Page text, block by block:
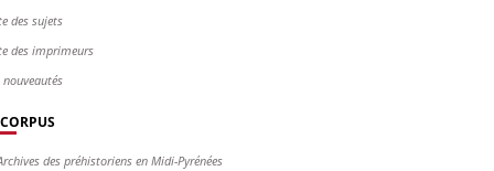
des sujets
des imprimeurs
nouveautés
CORPUS
des préhistoriens en Midi-Pyrénées